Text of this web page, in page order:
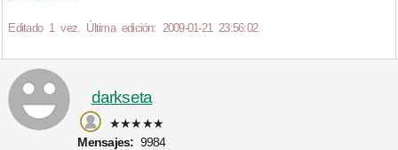
Editado 1 vez. Última edición: 2009-01-21 23:56:02
darkseta
★★★★★
Mensajes: 9984